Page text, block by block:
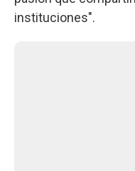
instituciones".